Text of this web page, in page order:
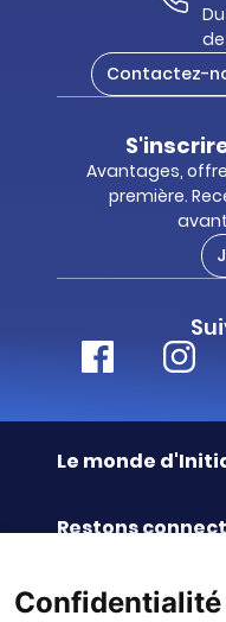
Contactez-
Avantages,
première.
Le monde
Le Fond’Actions
Restons
Le blog
Commander